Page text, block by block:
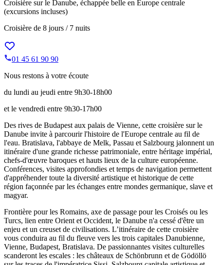
Croisière sur le Danube, échappée belle en Europe centrale
(excursions incluses)
Croisière de 8 jours / 7 nuits
01 45 61 90 90
Nous restons à votre écoute
du lundi au jeudi entre 9h30-18h00
et le vendredi entre 9h30-17h00
Des rives de Budapest aux palais de Vienne, cette croisière sur le
Danube invite à parcourir l'histoire de l'Europe centrale au fil de
l'eau. Bratislava, l'abbaye de Melk, Passau et Salzbourg jalonnent un
itinéraire d'une grande richesse patrimoniale, entre héritage impérial,
chefs-d'œuvre baroques et hauts lieux de la culture européenne.
Conférences, visites approfondies et temps de navigation permettent
d'appréhender toute la diversité artistique et historique de cette
région façonnée par les échanges entre mondes germanique, slave et
magyar.
Frontière pour les Romains, axe de passage pour les Croisés ou les
Turcs, lien entre Orient et Occident, le Danube n'a cessé d'être un
enjeu et un creuset de civilisations. L’itinéraire de cette croisière
vous conduira au fil du fleuve vers les trois capitales Danubienne,
Vienne, Budapest, Bratislava. De passionnantes visites culturelles
scanderont les escales : les châteaux de Schönbrunn et de Gödöllö